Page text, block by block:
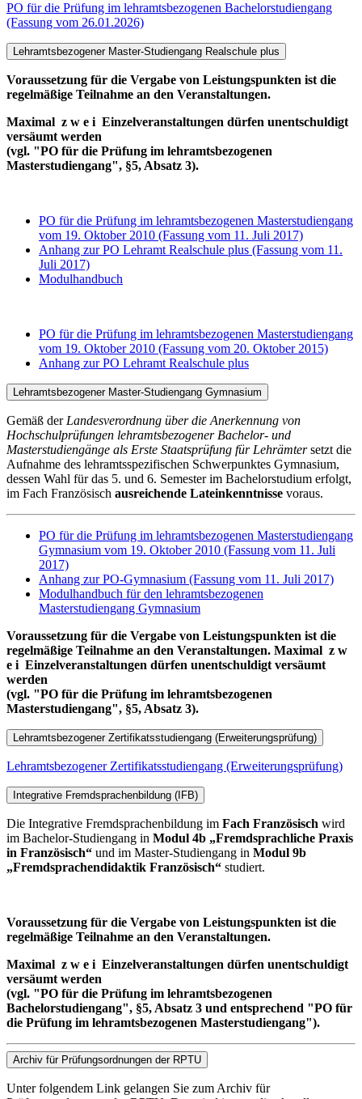
PO für die Prüfung im lehramtsbezogenen Bachelorstudiengang
(Fassung vom 26.01.2026)
Lehramtsbezogener Master-Studiengang Realschule plus
Voraussetzung für die Vergabe von Leistungspunkten ist die
regelmäßige Teilnahme an den Veranstaltungen.
Maximal z w e i Einzelveranstaltungen dürfen unentschuldigt
versäumt werden
(vgl. "PO für die Prüfung im lehramtsbezogenen
Masterstudiengang", §5, Absatz 3).
PO für die Prüfung im lehramtsbezogenen Masterstudiengang
vom 19. Oktober 2010 (Fassung vom 11. Juli 2017)
Anhang zur PO Lehramt Realschule plus (Fassung vom 11.
Juli 2017)
Modulhandbuch
PO für die Prüfung im lehramtsbezogenen Masterstudiengang
vom 19. Oktober 2010 (Fassung vom 20. Oktober 2015)
Anhang zur PO Lehramt Realschule plus
Lehramtsbezogener Master-Studiengang Gymnasium
Gemäß der Landesverordnung über die Anerkennung von
Hochschulprüfungen lehramtsbezogener Bachelor- und
Masterstudiengänge als Erste Staatsprüfung für Lehrämtersetzt die
Aufnahme des lehramtsspezifischen Schwerpunktes Gymnasium,
dessen Wahl für das 5. und 6. Semester im Bachelorstudium erfolgt,
im Fach Französisch ausreichende Lateinkenntnisse voraus.
PO für die Prüfung im lehramtsbezogenen Masterstudiengang
Gymnasium vom 19. Oktober 2010 (Fassung vom 11. Juli
2017)
Anhang zur PO-Gymnasium (Fassung vom 11. Juli 2017)
Modulhandbuch für den lehramtsbezogenen
Masterstudiengang Gymnasium
Voraussetzung für die Vergabe von Leistungspunkten ist die
regelmäßige Teilnahme an den Veranstaltungen. Maximal z w
e i Einzelveranstaltungen dürfen unentschuldigt versäumt
werden
(vgl. "PO für die Prüfung im lehramtsbezogenen
Masterstudiengang", §5, Absatz 3).
Lehramtsbezogener Zertifikatsstudiengang (Erweiterungsprüfung)
Lehramtsbezogener Zertifikatsstudiengang (Erweiterungsprüfung)
Integrative Fremdsprachenbildung (IFB)
Die Integrative Fremdsprachenbildung im Fach Französisch wird
im Bachelor-Studiengang in Modul 4b „Fremdsprachliche Praxis
in Französisch“ und im Master-Studiengang in Modul 9b
„Fremdsprachendidaktik Französisch“ studiert.
Voraussetzung für die Vergabe von Leistungspunkten ist die
regelmäßige Teilnahme an den Veranstaltungen.
Maximal z w e i Einzelveranstaltungen dürfen unentschuldigt
versäumt werden
(vgl. "PO für die Prüfung im lehramtsbezogenen
Bachelorstudiengang", §5, Absatz 3 und entsprechend "PO für
die Prüfung im lehramtsbezogenen Masterstudiengang").
Archiv für Prüfungsordnungen der RPTU
Unter folgendem Link gelangen Sie zum Archiv für